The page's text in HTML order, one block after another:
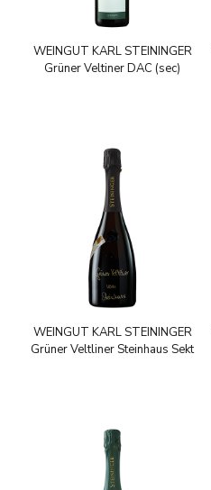
WEINGUT KARL STEININGER
Grüner Veltiner DAC (sec)
WEINGUT KARL STEININGER
Grüner Veltliner Steinhaus Sekt